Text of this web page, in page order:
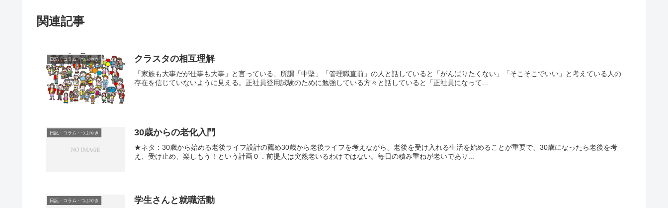
関連記事
日記・コラム・つぶやき クラスタの相互理解
「家族も大事だが仕事も大事」と言っている、所謂「中堅」「管理職直前」の人と話していると「がんばりたくない」「そこそこでいい」と考えている人の
存在を信じていないように見える。正社員登用試験のために勉強している方々と話していると「正社員になって...
日記・コラム・つぶやき 30歳からの老化入門
★ネタ：30歳から始める老後ライフ設計の薦め30歳から老後ライフを考えながら、老後を受け入れる生活を始めることが重要で、30歳になったら老後を考
え、受け止め、楽しもう！という計画０．前提人は突然老いるわけではない。毎日の積み重ねが老いであり...
日記・コラム・つぶやき 学生さんと就職活動